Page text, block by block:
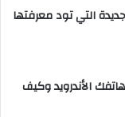
الأندرويد وكيف